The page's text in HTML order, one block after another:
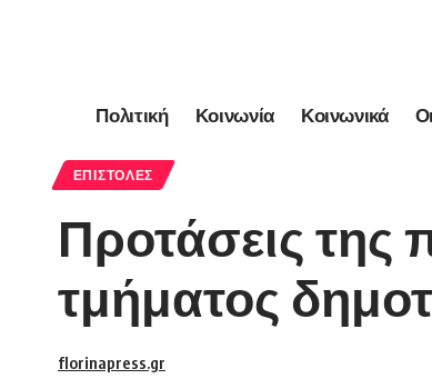
Πολιτική Κοινωνία Κοινωνικά
ΕΠΙΣΤΟΛΈΣ
Προτάσεις
τμήματος
florinapress.gr